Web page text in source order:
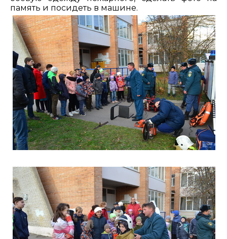
память и посидеть в машине.